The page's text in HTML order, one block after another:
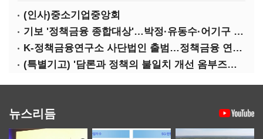
(인사)중소기업중앙회
기보 '정책금융 종합대상'…박정·유동수·어기구 '대전환 대상'
K-정책금융연구소 사단법인 출범…정책금융 연구 본격화
(특별기고) '담론과 정책의 불일치 개선 옴부즈만 운동'을 시작하며
뉴스리듬